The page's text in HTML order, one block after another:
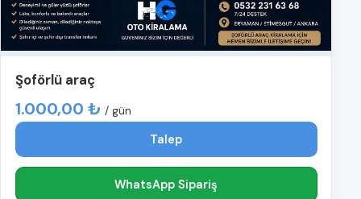
Şoförlü araç
1.000,00 ₺ / gün
Talep
WhatsApp Sipariş